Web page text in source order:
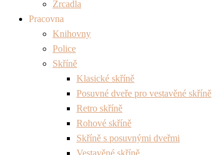
Zrcadla
Pracovna
Knihovny
Police
Skříně
Klasické skříně
Posuvné dveře pro vestavěné skříně
Retro skříně
Rohové skříně
Skříně s posuvnými dveřmi
Vestavěné skříně